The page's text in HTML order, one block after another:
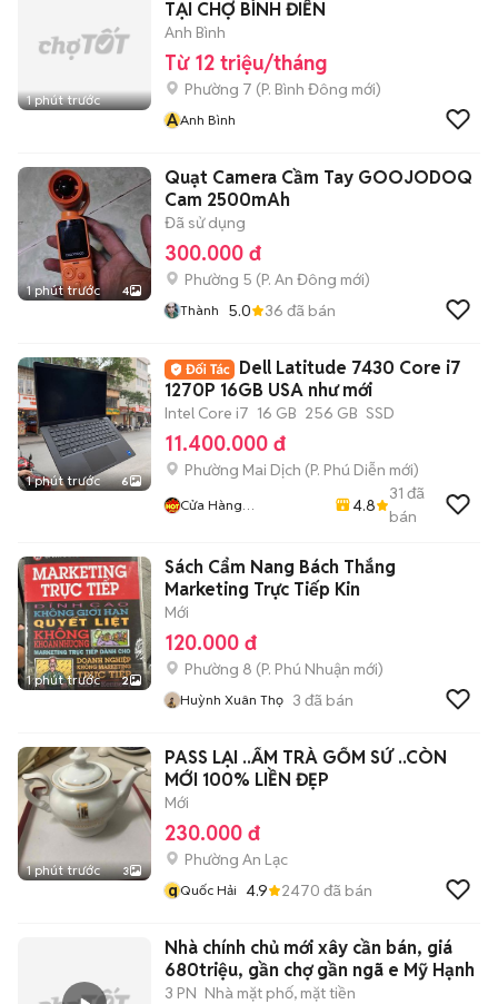
1 phút trước
TẠI CHỢ BÌNH ĐIỀN
Anh Bình
Từ 12 triệu/tháng
Phường 7 (P. Bình Đông mới)
AAnh Bình
1 phút trước 4
Quạt Camera Cầm Tay GOOJODOQ
Cam 2500mAh
Đã sử dụng
300.000 đ
Phường 5 (P. An Đông mới)
Thành 5.0 36 đã bán
1 phút trước 6
Dell Latitude 7430 Core i7
1270P 16GB USA như mới
Intel Core i7 16 GB 256 GB SSD
11.400.000 đ
Phường Mai Dịch (P. Phú Diễn mới)
Cửa Hàng
4.8
31 đã
bán
1 phút trước 2
Sách Cẩm Nang Bách Thắng
Marketing Trực Tiếp Kin
Mới
120.000 đ
Phường 8 (P. Phú Nhuận mới)
Huỳnh Xuân Thọ 3 đã bán
1 phút trước 3
PASS LẠI ..ẤM TRÀ GỐM SỨ ..CÒN
MỚI 100% LIỀN ĐẸP
Mới
230.000 đ
Phường An Lạc
qQuốc Hải 4.9 2470 đã bán
Nhà chính chủ mới xây cần bán, giá
680triệu, gần chợ gần ngã e Mỹ Hạnh
3 PN Nhà mặt phố, mặt tiền